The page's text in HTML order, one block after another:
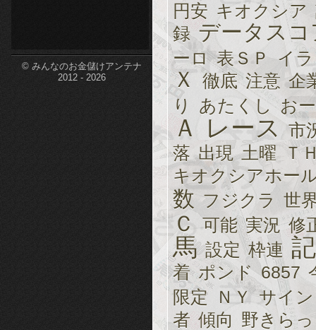
© みんなのお金儲けアンテナ
2012 - 2026
円安 キオクシア
録 データスコ
ーロ 表ＳＰ イ
Ｘ 徹底 注意 企
り
あたくし おー
Ａ レース 市
落 出現 土曜
Ｔ
キオクシアホー
数 フジクラ 世
Ｃ 可能 実況 修
馬 設定 枠連
着 ポンド 6857
限定
ＮＹ サイン
者 傾向 野きら